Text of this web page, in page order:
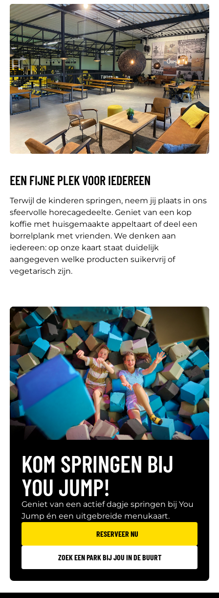
EEN FIJNE PLEK VOOR IEDEREEN
Terwijl de kinderen springen, neem jij plaats in ons
sfeervolle horecagedeelte. Geniet van een kop
koffie met huisgemaakte appeltaart of deel een
borrelplank met vrienden. We denken aan
iedereen: op onze kaart staat duidelijk
aangegeven welke producten suikervrij of
vegetarisch zijn.
KOM SPRINGEN BIJ
YOU JUMP!
Geniet van een actief dagje springen bij You
Jump én een uitgebreide menukaart.
RESERVEER NU
ZOEK EEN PARK BIJ JOU IN DE BUURT